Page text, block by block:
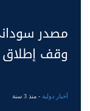
مصدر
وقف إطلاق
أخبار دولية- منذ 3 سنة